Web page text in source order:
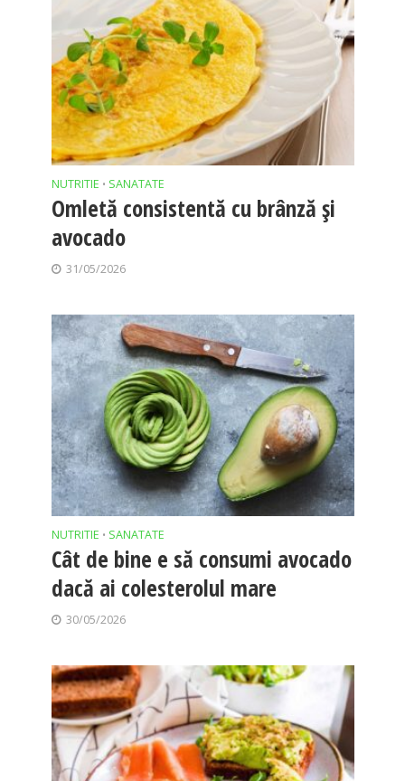
NUTRITIE • SANATATE
Omletă consistentă cu brânză și
avocado
31/05/2026
NUTRITIE • SANATATE
Cât de bine e să consumi avocado
dacă ai colesterolul mare
30/05/2026